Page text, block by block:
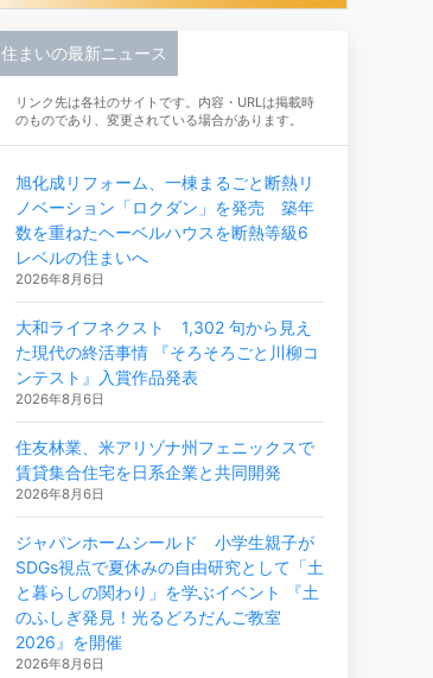
住まいの最新ニュース
リンク先は各社のサイトです。内容・URLは掲載時
のものであり、変更されている場合があります。
旭化成リフォーム、一棟まるごと断熱リ
ノベーション「ロクダン」を発売 築年
数を重ねたヘーベルハウスを断熱等級6
レベルの住まいへ
2026年8月6日
大和ライフネクスト 1,302 句から見え
た現代の終活事情 『そろそろごと川柳コ
ンテスト』入賞作品発表
2026年8月6日
住友林業、米アリゾナ州フェニックスで
賃貸集合住宅を日系企業と共同開発
2026年8月6日
ジャパンホームシールド 小学生親子が
SDGs視点で夏休みの自由研究として「土
と暮らしの関わり」を学ぶイベント 『土
のふしぎ発見！光るどろだんご教室
2026』を開催
2026年8月6日